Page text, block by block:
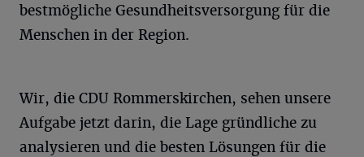
bestmögliche Gesundheitsversorgung für die
Menschen in der Region.
Wir, die CDU Rommerskirchen, sehen unsere
Aufgabe jetzt darin, die Lage gründliche zu
analysieren und die besten Lösungen für die